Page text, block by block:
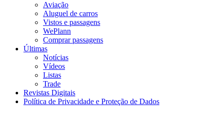
Aviação
Aluguel de carros
Vistos e passagens
WePlann
Comprar passagens
Últimas
Notícias
Vídeos
Listas
Trade
Revistas Digitais
Política de Privacidade e Proteção de Dados